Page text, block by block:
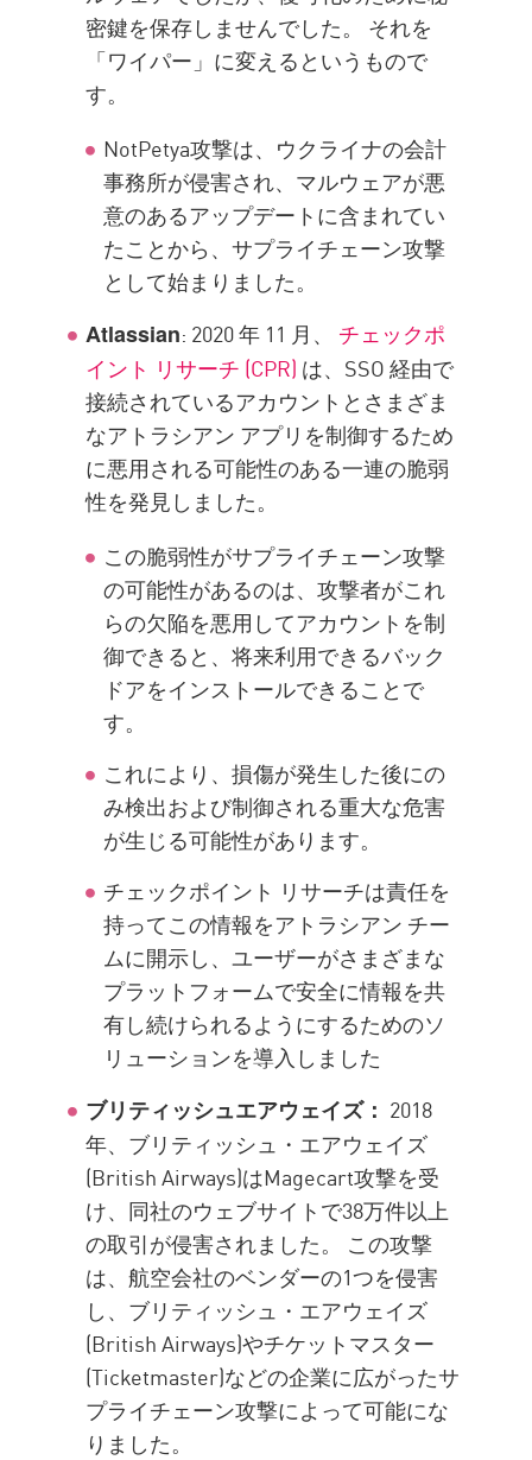
密鍵を保存しませんでした。 それを
「ワイパー」に変えるというもので
す。
NotPetya攻撃は、ウクライナの会計
事務所が侵害され、マルウェアが悪
意のあるアップデートに含まれてい
たことから、サプライチェーン攻撃
として始まりました。
Atlassian: 2020 年 11 月、 チェックポ
イント リサーチ (CPR) は、SSO 経由で
接続されているアカウントとさまざま
なアトラシアン アプリを制御するため
に悪用される可能性のある一連の脆弱
性を発見しました。
この脆弱性がサプライチェーン攻撃
の可能性があるのは、攻撃者がこれ
らの欠陥を悪用してアカウントを制
御できると、将来利用できるバック
ドアをインストールできることで
す。
これにより、損傷が発生した後にの
み検出および制御される重大な危害
が生じる可能性があります。
チェックポイント リサーチは責任を
持ってこの情報をアトラシアン チー
ムに開示し、ユーザーがさまざまな
プラットフォームで安全に情報を共
有し続けられるようにするためのソ
リューションを導入しました
ブリティッシュエアウェイズ： 2018
年、ブリティッシュ・エアウェイズ
(British Airways)はMagecart攻撃を受
け、同社のウェブサイトで38万件以上
の取引が侵害されました。 この攻撃
は、航空会社のベンダーの1つを侵害
し、ブリティッシュ・エアウェイズ
(British Airways)やチケットマスター
(Ticketmaster)などの企業に広がったサ
プライチェーン攻撃によって可能にな
りました。